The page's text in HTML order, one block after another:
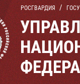
РОСГВАРДИЯ